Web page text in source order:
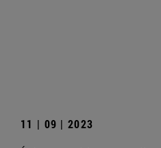
11 | 09 | 2023